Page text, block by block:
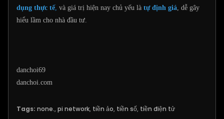
dụng thực tế, và giá trị hiện nay chủ yếu là tự định giá, dễ gây
hiểu lầm cho nhà đầu tư.
danchoi69
danchoi.com
Tags: none., pi network, tiền ảo, tiền số, tiền điện tử